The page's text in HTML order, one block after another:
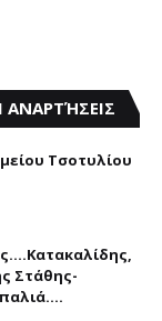
Τσοτυλίου
Στάθης-